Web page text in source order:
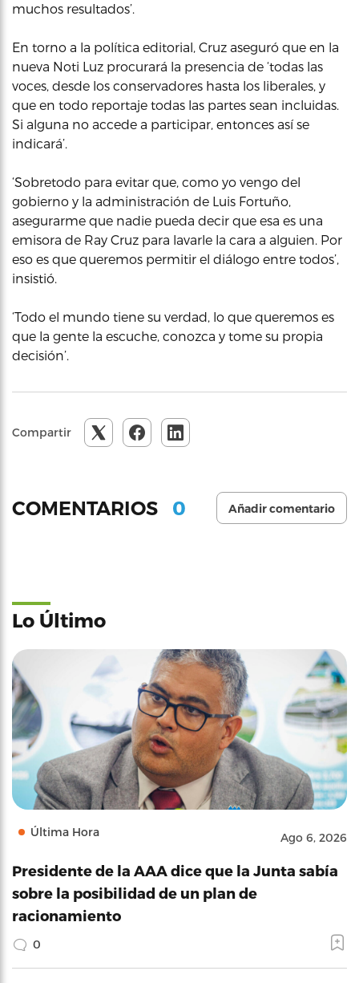
muchos resultados’.
En torno a la política editorial, Cruz aseguró que en la
nueva Noti Luz procurará la presencia de ‘todas las
voces, desde los conservadores hasta los liberales, y
que en todo reportaje todas las partes sean incluidas.
Si alguna no accede a participar, entonces así se
indicará’.
‘Sobretodo para evitar que, como yo vengo del
gobierno y la administración de Luis Fortuño,
asegurarme que nadie pueda decir que esa es una
emisora de Ray Cruz para lavarle la cara a alguien. Por
eso es que queremos permitir el diálogo entre todos’,
insistió.
‘Todo el mundo tiene su verdad, lo que queremos es
que la gente la escuche, conozca y tome su propia
decisión’.
Compartir
COMENTARIOS 0 Añadir comentario
Lo Último
Última Hora Ago 6, 2026
Presidente de la AAA dice que la Junta sabía
sobre la posibilidad de un plan de
racionamiento
0